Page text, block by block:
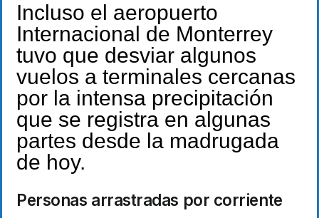
Incluso el aeropuerto
Internacional de Monterrey
tuvo que desviar algunos
vuelos a terminales cercanas
por la intensa precipitación
que se registra en algunas
partes desde la madrugada
de hoy.
Personas arrastradas por corriente